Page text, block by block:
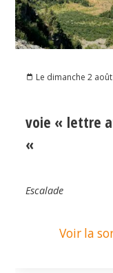
Le dimanche 2
voie « lettre
«
Escalade
Voir la